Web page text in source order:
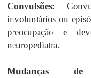
Convulsões:
involuntários ou
preocupação e
neuropediatra.
Mudanças